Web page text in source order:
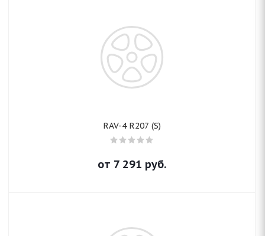
RAV-4 R207 (S)
от 7 291 руб.